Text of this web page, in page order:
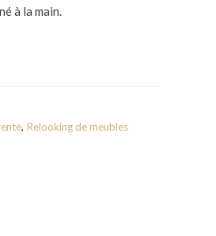
à la main.
, Relooking de meubles